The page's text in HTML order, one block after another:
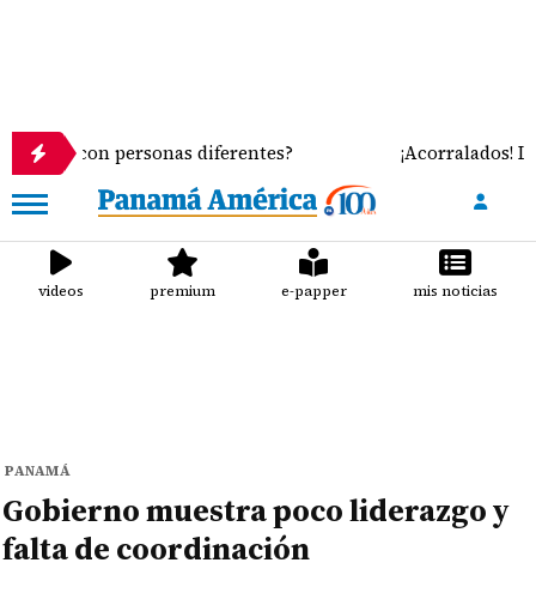
diferentes? ¡Acorralados! Leche
videos premium e-papper mis noticias
PANAMÁ
Gobierno muestra poco liderazgo y
falta de coordinación